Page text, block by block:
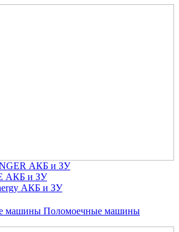
АКБ и ЗУ
АКБ и ЗУ
АКБ и ЗУ
Поломоечные машины